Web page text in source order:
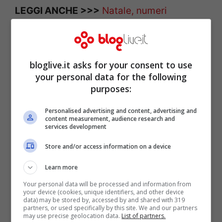
LEGGI ANCHE >>> Natale, numeri
Studio Coldiretti,
bloglive.it asks for your consent to use
your personal data for the following
purposes:
Personalised advertising and content, advertising and
content measurement, audience research and
services development
Store and/or access information on a device
Learn more
Your personal data will be processed and information from
your device (cookies, unique identifiers, and other device
data) may be stored by, accessed by and shared with 319
partners, or used specifically by this site. We and our partners
may use precise geolocation data. List of partners.